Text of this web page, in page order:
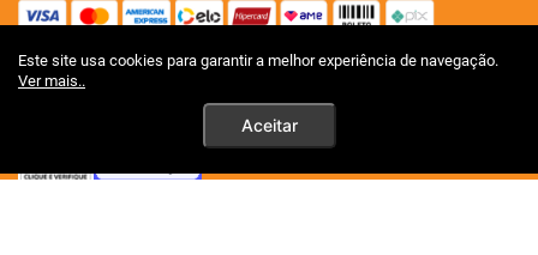
Este site usa cookies para garantir a melhor experiência de navegação.
Ver mais..
Aceitar
site 100% seguro